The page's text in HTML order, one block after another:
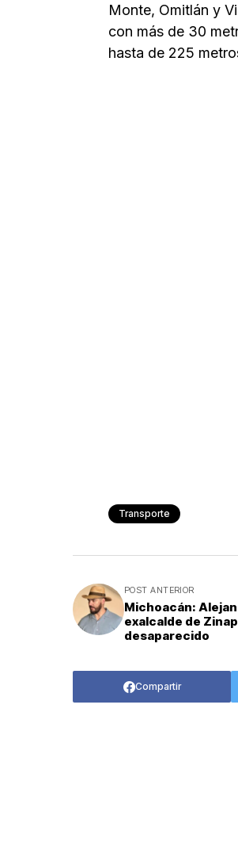
Monte, Omitlán y
con más de 30
hasta de 225
Transporte
POST ANTERIOR
Michoacán:
exalcalde de
desaparecido
Compartir